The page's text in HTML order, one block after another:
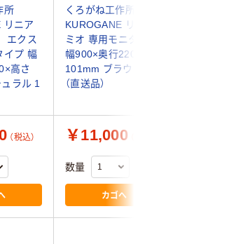
所
リニア
エクス
イプ 幅
高さ
ラル 1
くろがね工作所
KUROGANE リニア
ミオ 専用モニター台
幅900×奥行220×高さ
101mm ブラウン 1台
（直送品）
（税込） ￥11,000
数量
カゴへ